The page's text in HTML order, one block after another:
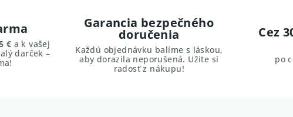
€ a k vašej
darček –
Garancia bezpečného
doručenia
Každú objednávku balíme s láskou,
aby dorazila neporušená. Užite si
radosť z nákupu!
Cez
po